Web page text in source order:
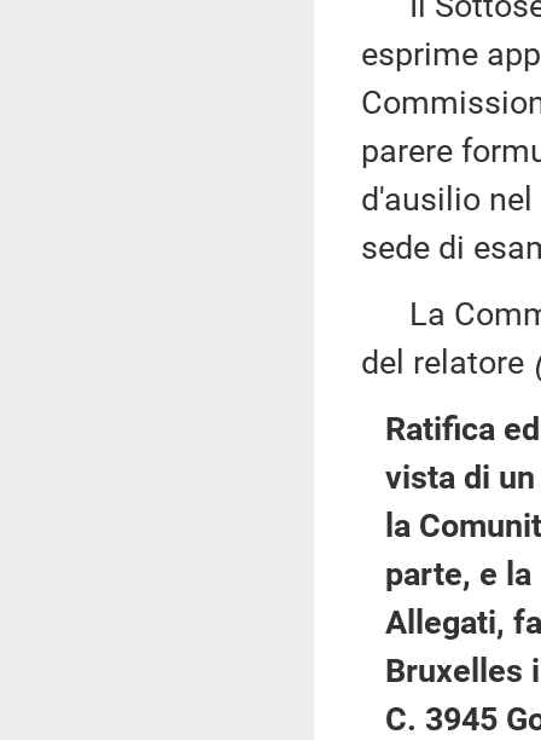
esprime
parere
d'ausilio
sede di
La
del relatore
Ratifica
vista di
la
parte, e
Allegati,
Bruxelles
C. 3945